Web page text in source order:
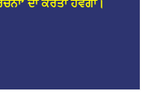
ਦਾ ਕਰਤਾ ਹੋਵੇਗਾ।